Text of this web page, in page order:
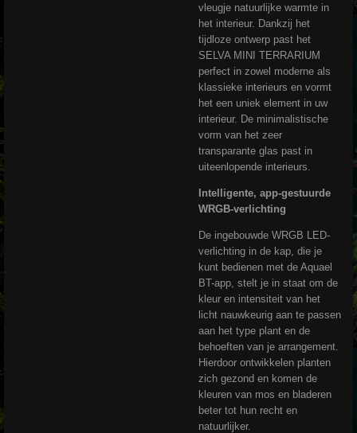
vleugje natuurlijke warmte in
het interieur. Dankzij het
tijdloze ontwerp past het
SELVA MINI TERRARIUM
perfect in zowel moderne als
klassieke interieurs en vormt
het een uniek element in uw
interieur. De minimalistische
vorm van het zeer
transparante glas past in
uiteenlopende interieurs.
Intelligente, app-gestuurde
WRGB-verlichting
De ingebouwde WRGB LED-
verlichting in de kap, die je
kunt bedienen met de Aquael
BT-app, stelt je in staat om de
kleur en intensiteit van het
licht nauwkeurig aan te passen
aan het type plant en de
behoeften van je arrangement.
Hierdoor ontwikkelen planten
zich gezond en komen de
kleuren van mos en bladeren
beter tot hun recht en
natuurlijker.